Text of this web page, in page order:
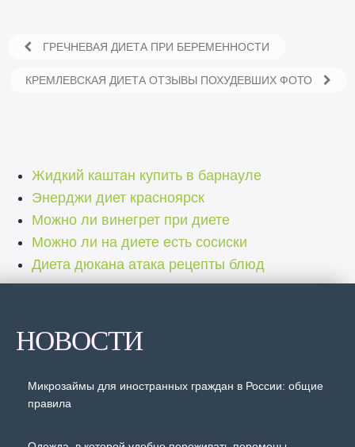
ГРЕЧНЕВАЯ ДИЕТА ПРИ БЕРЕМЕННОСТИ
КРЕМЛЕВСКАЯ ДИЕТА ОТЗЫВЫ ПОХУДЕВШИХ ФОТО
Жидкий каштан купить в барнауле
Энерджи диет красноярск
Можно ли винегрет при диете
Можно ли на диете есть сосиски
Диета дюкана атака рецепты блюд
НОВОСТИ
Микрозаймы для иностранных граждан в России: общие
правила